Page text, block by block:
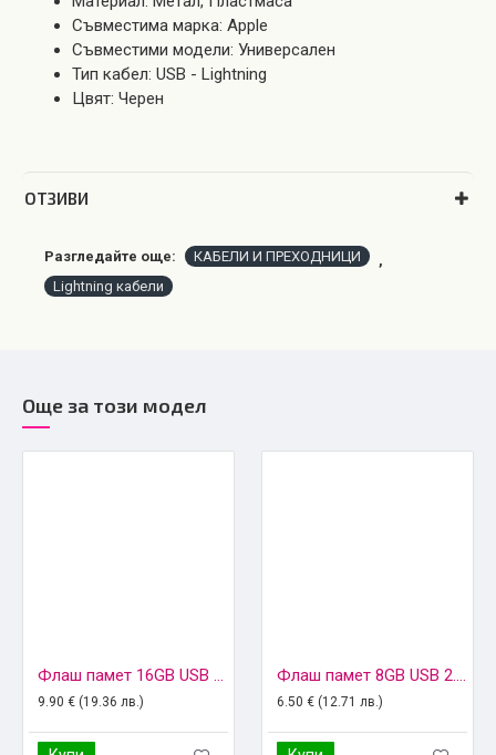
Съвместима марка: Apple
Съвместими модели: Универсален
Тип кабел: USB - Lightning
Цвят: Черен
OТЗИВИ
Разгледайте още: КАБЕЛИ И ПРЕХОДНИЦИ
,
Lightning кабели
Още за този модел
Флаш памет 16GB USB 2.0, GoodRam
9.90 € (19.36 лв.)
Флаш памет 8GB USB 2.0, Imro
6.50 € (12.71 лв.)